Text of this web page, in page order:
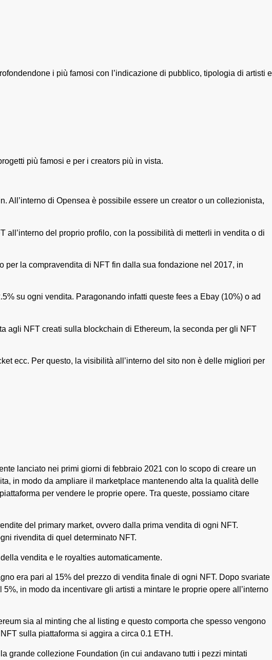
i più famosi con l’indicazione di pubblico, tipologia di artisti e
più famosi e per i creators più in vista.
All’interno di Opensea è possibile essere un creator o un collezionista,
del proprio profilo, con la possibilità di metterli in vendita o di
per la compravendita di NFT fin dalla sua fondazione nel 2017, in
su ogni vendita. Paragonando infatti queste fees a Ebay (10%) o ad
agli NFT creati sulla blockchain di Ethereum, la seconda per gli NFT
ecc. Per questo, la visibilità all’interno del sito non è delle migliori per
lanciato nei primi giorni di febbraio 2021 con lo scopo di creare un
in modo da ampliare il marketplace mantenendo alta la qualità delle
per vendere le proprie opere. Tra queste, possiamo citare
del primary market, ovvero dalla prima vendita di ogni NFT.
rivendita di quel determinato NFT.
vendita e le royalties automaticamente.
era pari al 15% del prezzo di vendita finale di ogni NFT. Dopo svariate
in modo da incentivare gli artisti a mintare le proprie opere all’interno
sia al minting che al listing e questo comporta che spesso vengono
sulla piattaforma si aggira a circa 0.1 ETH.
grande collezione Foundation (in cui andavano tutti i pezzi mintati